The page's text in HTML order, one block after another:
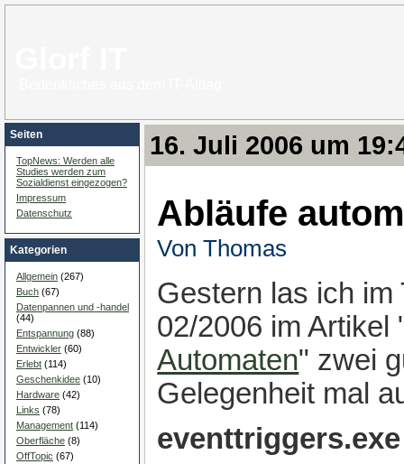
Seiten
TopNews: Werden alle
Studies werden zum
Sozialdienst eingezogen?
Impressum
Datenschutz
Kategorien
Allgemein (267)
Buch (67)
Datenpannen und -handel
(44)
Entspannung (88)
Entwickler (60)
Erlebt (114)
Geschenkidee (10)
Hardware (42)
Links (78)
Management (114)
Oberfläche (8)
OffTopic (67)
16. Juli 2006 um
Abläufe
Von Thomas
Gestern las ich im
02/2006 im Artikel
Automaten" zwei
Gelegenheit mal
eventtriggers.exe